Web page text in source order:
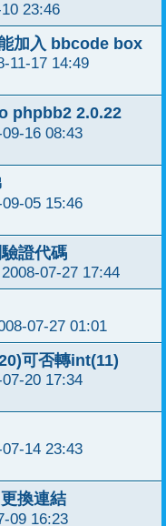
23:46
加入 bbcode box
11-17 14:49
phpbb2 2.0.22
16 08:43
05 15:46
證代碼
2008-07-27 17:44
07-27 01:01
可否轉int(11)
20 17:34
14 23:43
換連結
09 16:23